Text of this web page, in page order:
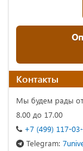
Контакты
Мы будем рады
8.00 до 17.00
+7 (499) 117-
Telegram: